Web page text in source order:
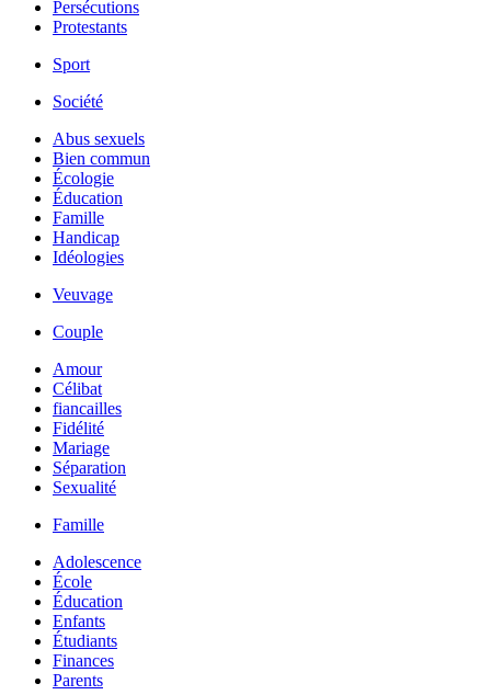
Persécutions
Protestants
Sport
Société
Abus sexuels
Bien commun
Écologie
Éducation
Famille
Handicap
Idéologies
Veuvage
Couple
Amour
Célibat
fiancailles
Fidélité
Mariage
Séparation
Sexualité
Famille
Adolescence
École
Éducation
Enfants
Étudiants
Finances
Parents